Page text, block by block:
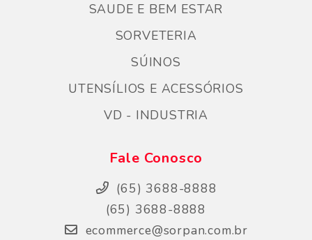
SAUDE E BEM ESTAR
SORVETERIA
SÚINOS
UTENSÍLIOS E ACESSÓRIOS
VD - INDUSTRIA
Fale Conosco
(65) 3688-8888
(65) 3688-8888
ecommerce@sorpan.com.br